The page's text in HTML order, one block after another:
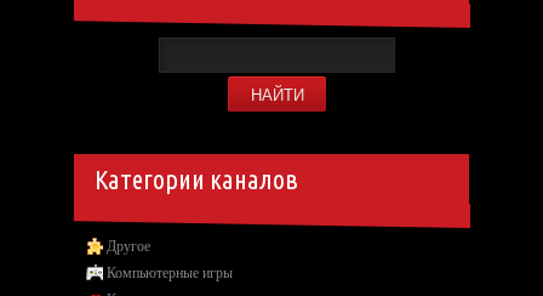
Категории каналов
Другое
Компьютерные игры